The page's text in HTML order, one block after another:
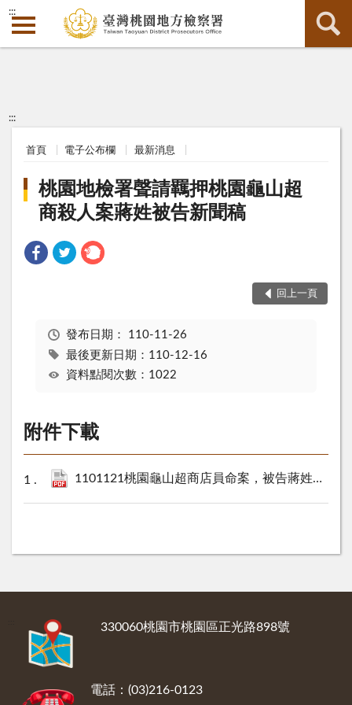
:::
:::
首頁 電子公布欄 最新消息
桃園地檢署聲請羈押桃園龜山超
商殺人案蔣姓被告新聞稿
回上一頁
發布日期： 110-11-26
最後更新日期：110-12-16
資料點閱次數：1022
附件下載
1101121桃園龜山超商店員命案，被告蔣姓男子經檢察官訊畢後聲請羈押.pdf
330060桃園市桃園區正光路898號
電話：(03)216-0123